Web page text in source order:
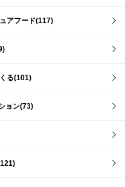
アフード(117)
る(101)
ョン(73)